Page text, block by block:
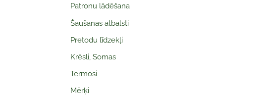
Patronu lādēšana
Šaušanas atbalsti
Pretodu līdzekļi
Krēsli, Somas
Termosi
Mērķi